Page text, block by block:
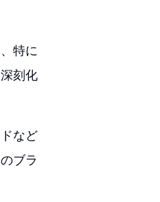
特に
刻化
など
ブラ